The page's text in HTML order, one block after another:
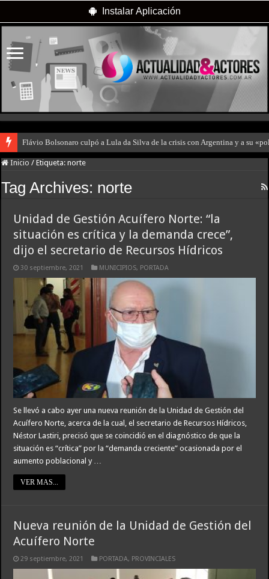
Instalar Aplicación
Flávio Bolsonaro culpó a Lula da Silva de la crisis con Argentina y a su
Inicio / Etiqueta:norte
Tag Archives: norte
Unidad de Gestión Acuífero Norte: “la
situación es crítica y la demanda crece”,
dijo el secretario de Recursos Hídricos
30 septiembre, 2021 MUNICIPIOS, PORTADA
Se llevó a cabo ayer una nueva reunión de la Unidad de Gestión del
Acuífero Norte, acerca de la cual, el secretario de Recursos Hídricos,
Néstor Lastiri, precisó que se coincidió en el diagnóstico de que la
situación es “crítica” por la “demanda creciente” ocasionada por el
aumento poblacional y …
VER MAS...
Nueva reunión de la Unidad de Gestión del
Acuífero Norte
29 septiembre, 2021 PORTADA, PROVINCIALES